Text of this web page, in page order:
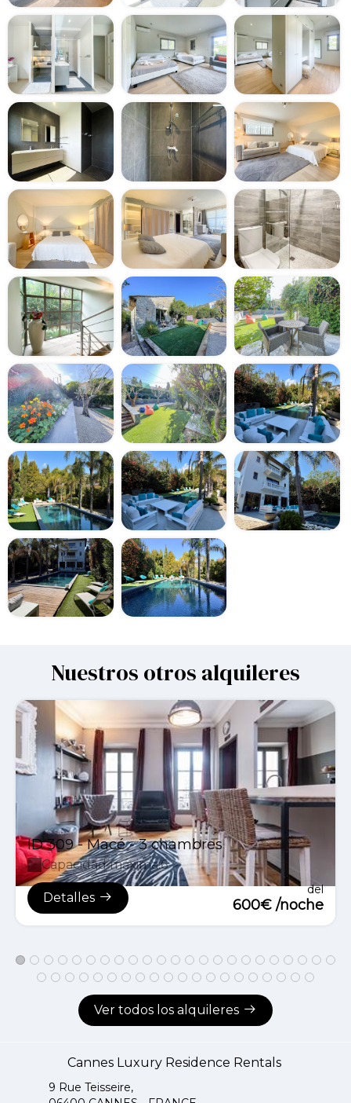
Nuestros otros alquileres
ID 309 - Macé - 3 chambres
Capacidad máxima:6
Detalles
del
600€ /noche
Ver todos los alquileres
Cannes Luxury Residence Rentals
9 Rue Teisseire,